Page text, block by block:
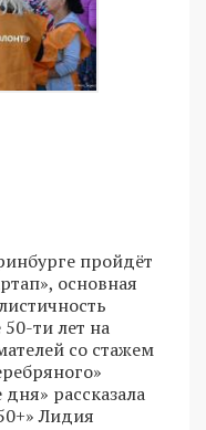
пройдёт
основная
ти лет на
со стажем
рассказала
Лидия